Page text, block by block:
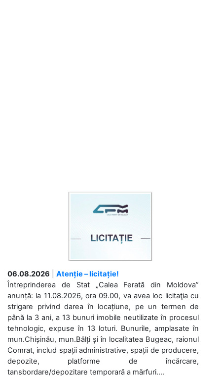
06.08.2026
Atenție – licitație!
Întreprinderea de Stat „Calea Ferată din Moldova”
anunță: la 11.08.2026, ora 09.00, va avea loc licitaţia cu
strigare privind darea în locațiune, pe un termen de
până la 3 ani, a 13 bunuri imobile neutilizate în procesul
tehnologic, expuse în 13 loturi. Bunurile, amplasate în
mun.Chișinău, mun.Bălți și în localitatea Bugeac, raionul
Comrat, includ spații administrative, spații de producere,
depozite, platforme de încărcare,
tansbordare/depozitare temporară a mărfuri....